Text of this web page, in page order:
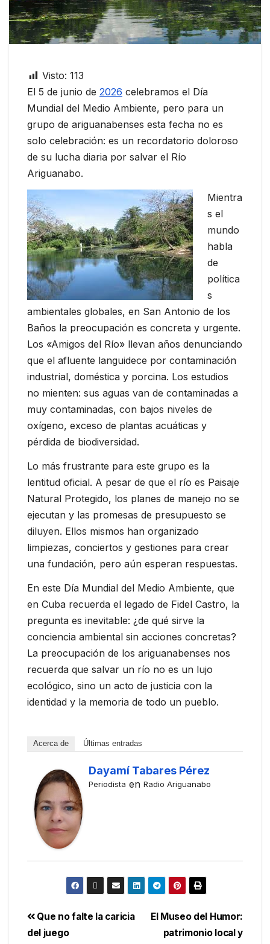
Visto: 113
El 5 de junio de 2026 celebramos el Día
Mundial del Medio Ambiente, pero para un
grupo de ariguanabenses esta fecha no es
solo celebración: es un recordatorio doloroso
de su lucha diaria por salvar el Río
Ariguanabo.
Mientra
s el
mundo
habla
de
política
s
ambientales globales, en San Antonio de los
Baños la preocupación es concreta y urgente.
Los «Amigos del Río» llevan años denunciando
que el afluente languidece por contaminación
industrial, doméstica y porcina. Los estudios
no mienten: sus aguas van de contaminadas a
muy contaminadas, con bajos niveles de
oxígeno, exceso de plantas acuáticas y
pérdida de biodiversidad.
Lo más frustrante para este grupo es la
lentitud oficial. A pesar de que el río es Paisaje
Natural Protegido, los planes de manejo no se
ejecutan y las promesas de presupuesto se
diluyen. Ellos mismos han organizado
limpiezas, conciertos y gestiones para crear
una fundación, pero aún esperan respuestas.
En este Día Mundial del Medio Ambiente, que
en Cuba recuerda el legado de Fidel Castro, la
pregunta es inevitable: ¿de qué sirve la
conciencia ambiental sin acciones concretas?
La preocupación de los ariguanabenses nos
recuerda que salvar un río no es un lujo
ecológico, sino un acto de justicia con la
identidad y la memoria de todo un pueblo.
Acerca de Últimas entradas
Dayamí Tabares Pérez
Periodista en Radio Ariguanabo
El Museo del Humor:
patrimonio local y
Que no falte la caricia
del juego